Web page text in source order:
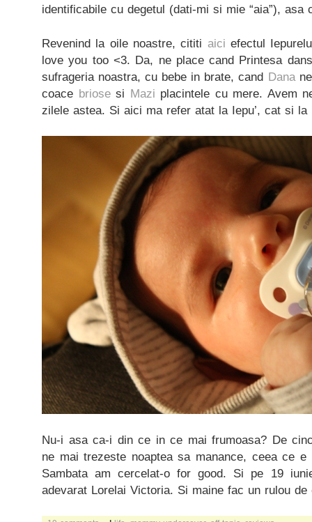
identificabile cu degetul (dati-mi si mie “aia”), asa
Revenind la oile noastre, cititi aici efectul
love you too <3. Da, ne place cand Printesa
sufrageria noastra, cu bebe in brate, cand Danane
coace briosesi Mazi placintele cu mere. Avem
zilele astea. Si aici ma refer atat la Iepu’, cat si la
Nu-i asa ca-i din ce in ce mai frumoasa? De
ne mai trezeste noaptea sa manance, ceea ce
Sambata am cercelat-o for good. Si pe 19
adevarat Lorelai Victoria. Si maine fac un rulou